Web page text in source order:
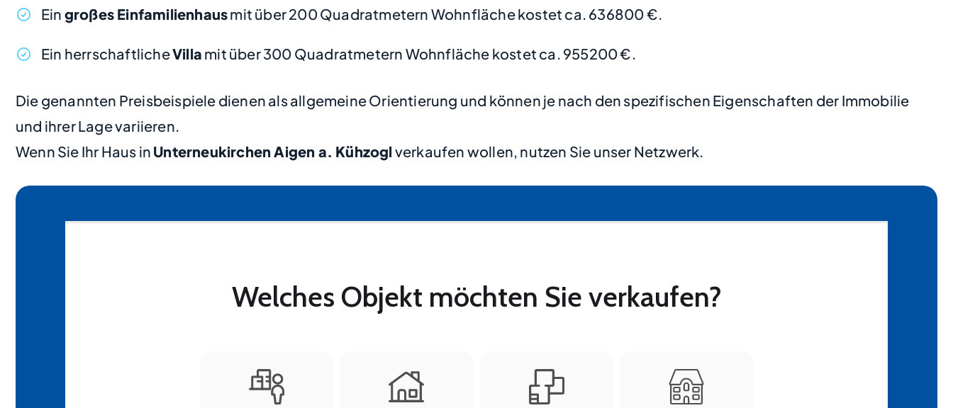
Ein großes Einfamilienhausmit über 200 Quadratmetern Wohnfläche kostet ca. 636800 €.
Ein herrschaftlicheVilla mit über 300 Quadratmetern Wohnfläche kostet ca. 955200 €.
Die genannten Preisbeispiele dienen als allgemeine Orientierung und können je nach den spezifischen Eigenschaften der Immobilie
und ihrer Lage variieren.
Wenn Sie Ihr Haus in Unterneukirchen Aigen a. Kühzogl verkaufen wollen, nutzen Sie unser Netzwerk.